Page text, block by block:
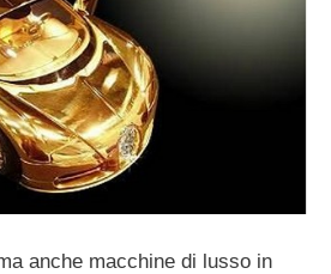
anche macchine di lusso in